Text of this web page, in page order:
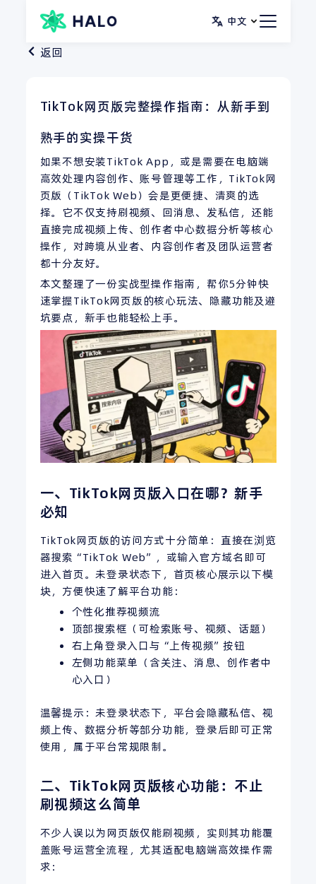
中文
返回
TikTok网页版完整操作指南：从新手到
熟手的实操干货
如果不想安装TikTok App，或是需要在电脑端
高效处理内容创作、账号管理等工作，TikTok网
页版（TikTok Web）会是更便捷、清爽的选
择。它不仅支持刷视频、回消息、发私信，还能
直接完成视频上传、创作者中心数据分析等核心
操作，对跨境从业者、内容创作者及团队运营者
都十分友好。
本文整理了一份实战型操作指南，帮你5分钟快
速掌握TikTok网页版的核心玩法、隐藏功能及避
坑要点，新手也能轻松上手。
一、TikTok网页版入口在哪？新手
必知
TikTok网页版的访问方式十分简单：直接在浏览
器搜索“TikTok Web”，或输入官方域名即可
进入首页。未登录状态下，首页核心展示以下模
块，方便快速了解平台功能：
个性化推荐视频流
顶部搜索框（可检索账号、视频、话题）
右上角登录入口与“上传视频”按钮
左侧功能菜单（含关注、消息、创作者中
心入口）
温馨提示：未登录状态下，平台会隐藏私信、视
频上传、数据分析等部分功能，登录后即可正常
使用，属于平台常规限制。
二、TikTok网页版核心功能：不止
刷视频这么简单
不少人误以为网页版仅能刷视频，实则其功能覆
盖账号运营全流程，尤其适配电脑端高效操作需
求：